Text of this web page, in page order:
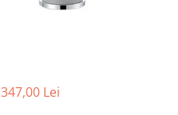
347,00 Lei